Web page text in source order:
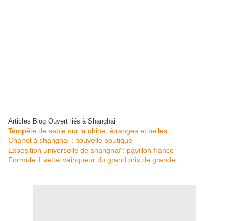
Articles Blog Ouvert liés à Shanghai
Tempête de sable sur la chine, étranges et belles
Chanel à shanghai : nouvelle boutique
Exposition universelle de shanghaï : pavillon france
Formule 1:vettel vainqueur du grand prix de grande